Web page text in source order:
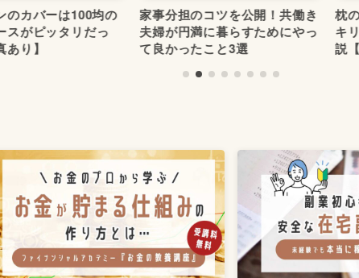
のカバーは100均の
スがピッタリだっ
り】
家事分担のコツを公開！共働き
夫婦が円満に暮らすためにやっ
て良かったこと3選
枕
キ
説